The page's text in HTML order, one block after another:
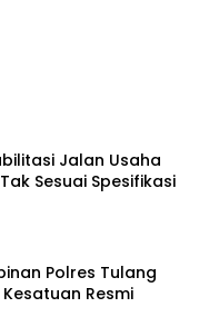
Jalan Usaha
Sesuai Spesifikasi
Polres Tulang
Resmi